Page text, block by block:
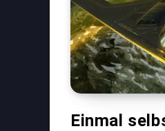
Einmal